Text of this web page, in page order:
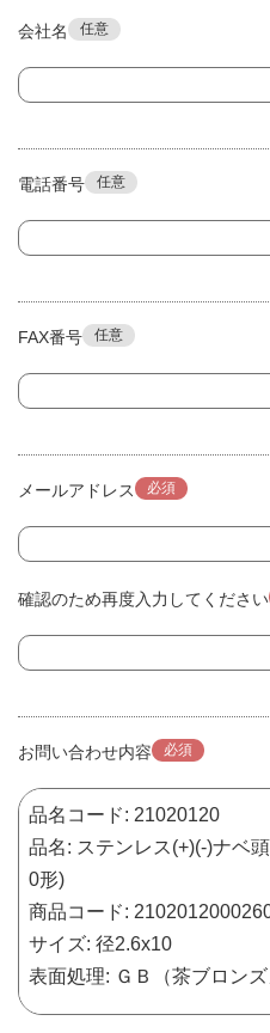
会社名 任意
電話番号 任意
FAX番号 任意
メールアドレス 必須
確認のため再度入力してください
お問い合わせ内容 必須